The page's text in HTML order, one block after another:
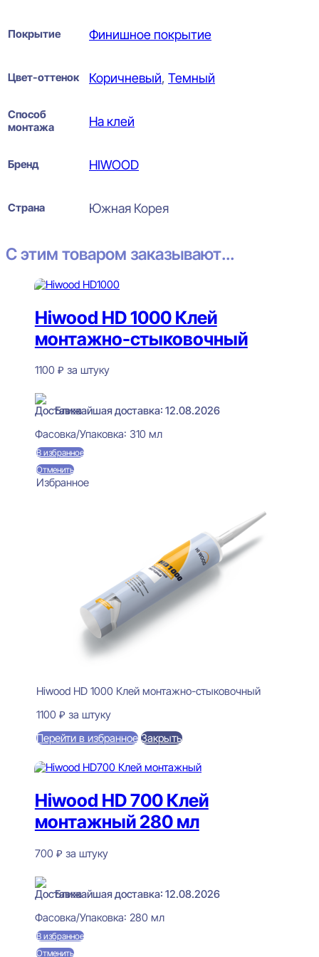
Покрытие Финишное покрытие
Цвет-оттенок Коричневый, Темный
Способ
монтажа
На клей
Бренд HIWOOD
Страна Южная Корея
С этим товаром заказывают...
Hiwood HD 1000 Клей
монтажно-стыковочный
1100 ₽ за штуку
Ближайшая доставка: 12.08.2026
Фасовка/Упаковка: 310 мл
В избранное
Отменить
Избранное
Hiwood HD 1000 Клей монтажно-стыковочный
1100 ₽ за штуку
Перейти в избранное Закрыть
Hiwood HD 700 Клей
монтажный 280 мл
700 ₽ за штуку
Ближайшая доставка: 12.08.2026
Фасовка/Упаковка: 280 мл
В избранное
Отменить